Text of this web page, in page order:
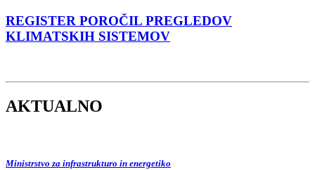
REGISTER POROČIL PREGLEDOV
KLIMATSKIH SISTEMOV
AKTUALNO
Ministrstvo za infrastrukturo in energetiko